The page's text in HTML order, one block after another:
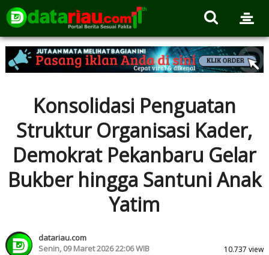
Konsolidasi Penguatan
Struktur Organisasi Kader,
Demokrat Pekanbaru Gelar
Bukber hingga Santuni Anak
Yatim
datariau.com
Senin, 09 Maret 2026 22:06 WIB
10.737 view